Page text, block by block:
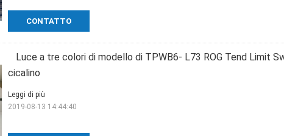
CONTATTO
Luce a tre colori di modello di TPWB6- L73 ROG Tend Limit
cicalino
Leggi di più
2019-08-13 14:44:40